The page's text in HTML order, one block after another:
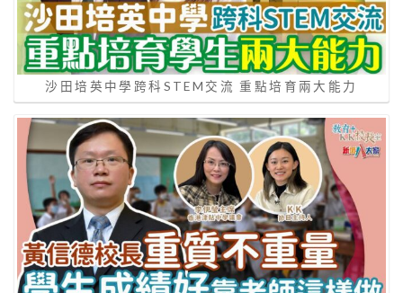
沙田培英中學跨科STEM交流 重點培育兩大能力